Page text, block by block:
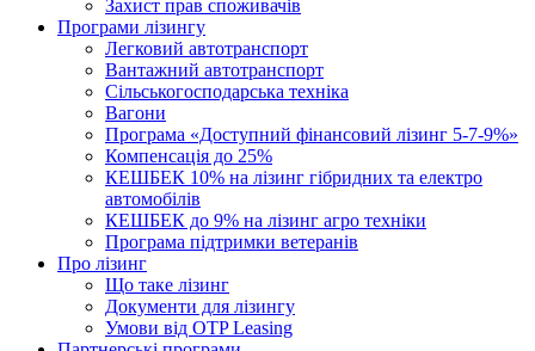
Захист прав споживачів
Програми лізингу
Легковий автотранспорт
Вантажний автотранспорт
Cільськогосподарська техніка
Вагони
Програма «Доступний фінансовий лізинг 5-7-9%»
Компенсація до 25%
КЕШБЕК 10% на лізинг гібридних та електро
автомобілів
КЕШБЕК до 9% на лізинг агро техніки
Програма підтримки ветеранів
Про лізинг
Що таке лізинг
Документи для лізингу
Умови від OTP Leasing